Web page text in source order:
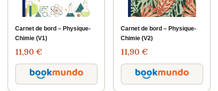
Carnet de bord – Physique-
Chimie (V1)
11,90 €
Carnet de bord – Physique-
Chimie (V2)
11,90 €